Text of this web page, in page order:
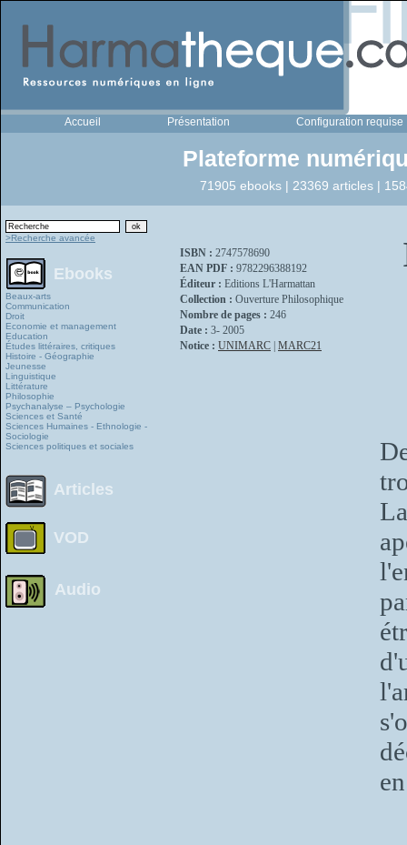
Accueil Présentation Configuration requise
Plateforme
71905 ebooks | 23369 articles |
>Recherche avancée
Ebooks
Beaux-arts
Communication
Droit
Economie et management
Education
Études littéraires, critiques
Histoire - Géographie
Jeunesse
Linguistique
Littérature
Philosophie
Psychanalyse – Psychologie
Sciences et Santé
Sciences Humaines - Ethnologie -
Sociologie
Sciences politiques et sociales
Articles
VOD
Audio
ISBN : 2747578690
EAN PDF : 9782296388192
Éditeur : Editions L'Harmattan
Collection : Ouverture Philosophique
Nombre de pages : 246
Date : 3- 2005
Notice : UNIMARC MARC21